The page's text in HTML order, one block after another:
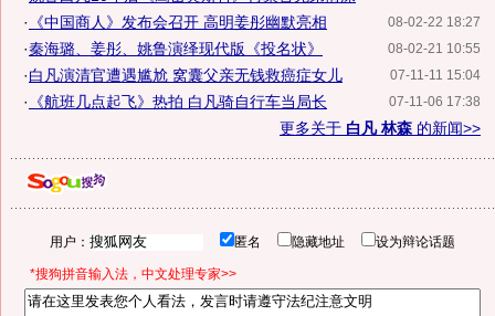
08-02-22 18:27
· 《中国商人》发布会召开 高明姜彤幽默亮相
08-02-21 10:55
·秦海璐、姜彤、姚鲁演绎现代版《投名状》
07-11-11 15:04
·白凡演清官遭遇尴尬 窝囊父亲无钱救癌症女儿
07-11-06 17:38
·
《航班几点起飞》热拍 白凡骑自行车当局长
更多关于 白凡 林森 的新闻>>
用户： 匿名 隐藏地址 设为辩论话题
*搜狗拼音输入法，中文处理专家>>